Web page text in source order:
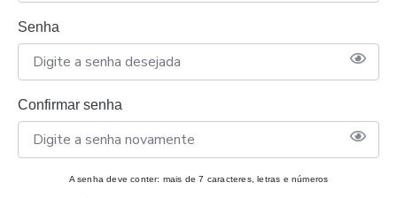
Senha
Confirmar senha
A senha deve conter: mais de 7 caracteres, letras e números